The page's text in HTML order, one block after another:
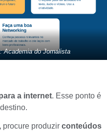
Academia do Jornalista
a internet. Esse ponto é
procure produzir conteúdos